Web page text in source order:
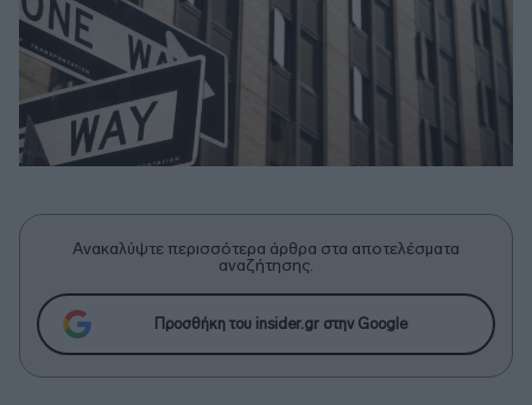
Ανακαλύψτε περισσότερα άρθρα στα αποτελέσματα
αναζήτησης.
Προσθήκη του insider.gr στην Google